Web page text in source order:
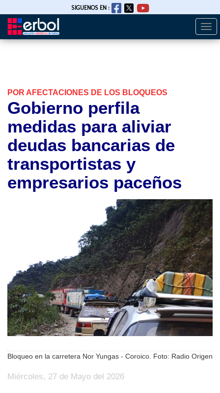
Pasar
SIGUENOS EN :
POR AFECTACIONES DE LOS BLOQUEOS
Gobierno perfila
medidas para aliviar
deudas bancarias de
transportistas y
empresarios paceños
Bloqueo en la carretera Nor Yungas - Coroico. Foto: Radio Origen
Miércoles, 27 de Mayo del 2026